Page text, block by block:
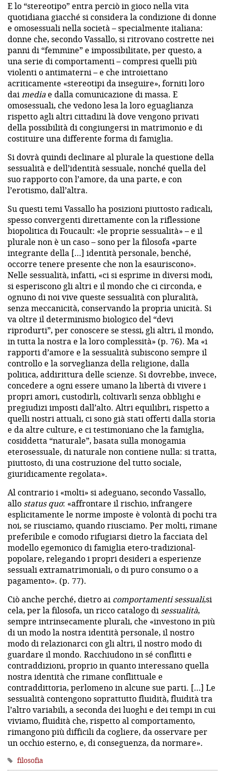
E lo “stereotipo” entra perciò in gioco nella vita
quotidiana giacché si considera la condizione di donne
e omosessuali nella società – specialmente italiana:
donne che, secondo Vassallo, si ritrovano costrette nei
panni di “femmine” e impossibilitate, per questo, a
una serie di comportamenti – compresi quelli più
violenti o antimaterni – e che introiettano
acriticamente «stereotipi da inseguire», forniti loro
daimedia e dalla comunicazione di massa. E
omosessuali, che vedono lesa la loro eguaglianza
rispetto agli altri cittadini là dove vengono privati
della possibilità di congiungersi in matrimonio e di
costituire una differente forma di famiglia.
Si dovrà quindi declinare al plurale la questione della
sessualità e dell’identità sessuale, nonché quella del
suo rapporto con l’amore, da una parte, e con
l’erotismo, dall’altra.
Su questi temi Vassallo ha posizioni piuttosto radicali,
spesso convergenti direttamente con la riflessione
biopolitica di Foucault: «le proprie sessualità» – e il
plurale non è un caso – sono per la filosofa «parte
integrante della […] identità personale, benché,
occorre tenere presente che non la esauriscono».
Nelle sessualità, infatti, «ci si esprime in diversi modi,
si esperiscono gli altri e il mondo che ci circonda, e
ognuno di noi vive queste sessualità con pluralità,
senza meccanicità, conservando la propria unicità. Si
va oltre il determinismo biologico del “devi
riprodurti”, per conoscere se stessi, gli altri, il mondo,
in tutta la nostra e la loro complessità» (p. 76). Ma «i
rapporti d’amore e la sessualità subiscono sempre il
controllo e la sorveglianza della religione, dalla
politica, addirittura delle scienze. Si dovrebbe, invece,
concedere a ogni essere umano la libertà di vivere i
propri amori, custodirli, coltivarli senza obblighi e
pregiudizi imposti dall’alto. Altri equilibri, rispetto a
quelli nostri attuali, ci sono già stati offerti dalla storia
e da altre culture, e ci testimoniano che la famiglia,
cosiddetta “naturale”, basata sulla monogamia
eterosessuale, di naturale non contiene nulla: si tratta,
piuttosto, di una costruzione del tutto sociale,
giuridicamente regolata».
Al contrario i «molti» si adeguano, secondo Vassallo,
allo status quo: «affrontare il rischio, infrangere
esplicitamente le norme imposte è volontà di pochi tra
noi, se riusciamo, quando riusciamo. Per molti, rimane
preferibile e comodo rifugiarsi dietro la facciata del
modello egemonico di famiglia etero-tradizional-
popolare, relegando i propri desideri a esperienze
sessuali extramatrimoniali, o di puro consumo o a
pagamento». (p. 77).
Ciò anche perché, dietro ai comportamenti sessuali,si
cela, per la filosofa, un ricco catalogo di sessualità,
sempre intrinsecamente plurali, che «investono in più
di un modo la nostra identità personale, il nostro
modo di relazionarci con gli altri, il nostro modo di
guardare il mondo. Racchiudono in sé conflitti e
contraddizioni, proprio in quanto interessano quella
nostra identità che rimane conflittuale e
contraddittoria, perlomeno in alcune sue parti. […] Le
sessualità contengono soprattutto fluidità, fluidità tra
l’altro variabili, a seconda dei luoghi e dei tempi in cui
viviamo, fluidità che, rispetto al comportamento,
rimangono più difficili da cogliere, da osservare per
un occhio esterno, e, di conseguenza, da normare».
filosofia